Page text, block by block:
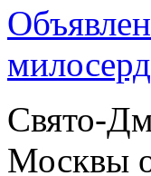
Свято-
Москвы